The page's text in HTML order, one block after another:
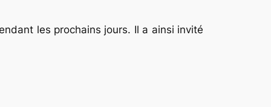
les prochains jours. Il a ainsi invité